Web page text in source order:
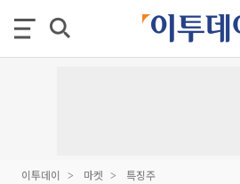
이투데이 마켓 특징주